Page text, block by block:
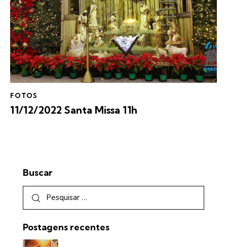
FOTOS
11/12/2022 Santa Missa 11h
Buscar
Postagens recentes